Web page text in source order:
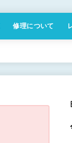
修理について